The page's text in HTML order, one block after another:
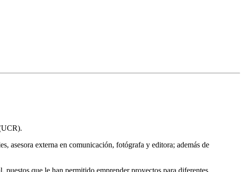
asesora externa en comunicación, fotógrafa y editora; además de
puestos que le han permitido emprender proyectos para diferentes